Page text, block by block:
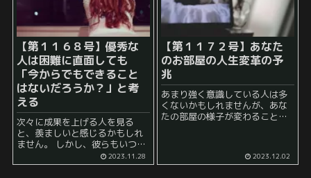
【第１１６８号】優秀な
人は困難に直面しても
「今からでもできること
はないだろうか？」と考
える
次々に成果を上げる人を見る
と、羨ましいと感じるかもしれ
ません。 しかし、彼らもいつも
順風満帆に行くわけではありま
せん。 困難に直面して途方に暮
2023.11.28
【第１１７２号】あなた
のお部屋の人生変革の予
兆
あまり強く意識している人は多
くないかもしれませんが、あな
たの部屋の様子が変わることは
その変化は個人の意識や人間関
2023.12.02